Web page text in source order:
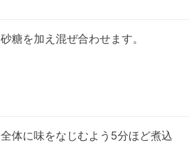
砂糖を加え混ぜ合わせます。
全体に味をなじむよう5分ほど煮込